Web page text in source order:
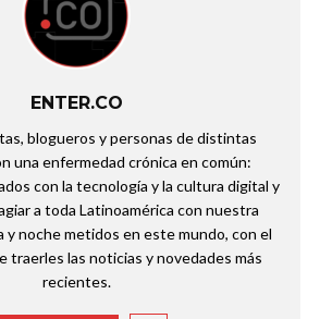
ENTER.CO
blogueros y personas de distintas
una enfermedad crónica en común:
con la tecnología y la cultura digital y
a toda Latinoamérica con nuestra
y noche metidos en este mundo, con el
traerles las noticias y novedades más
recientes.